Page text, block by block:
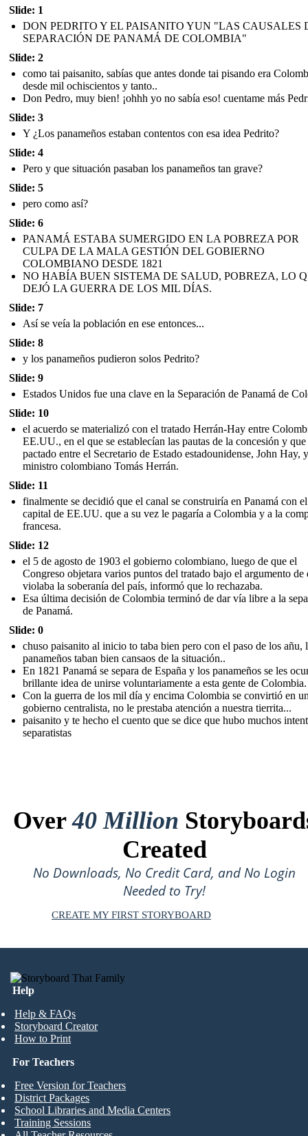
Slide: 1
DON PEDRITO Y EL PAISANITO YUN "LAS CAUSALES
SEPARACIÓN DE PANAMÁ DE COLOMBIA"
Slide: 2
como tai paisanito, sabías que antes donde tai pisando era
desde mil ochiscientos y tanto..
Don Pedro, muy bien! ¡ohhh yo no sabía eso! cuentame más
Slide: 3
Y ¿Los panameños estaban contentos con esa idea Pedrito?
Slide: 4
Pero y que situación pasaban los panameños tan grave?
Slide: 5
pero como así?
Slide: 6
PANAMÁ ESTABA SUMERGIDO EN LA POBREZA POR
CULPA DE LA MALA GESTIÓN DEL GOBIERNO
COLOMBIANO DESDE 1821
NO HABÍA BUEN SISTEMA DE SALUD, POBREZA, LO
DEJÓ LA GUERRA DE LOS MIL DÍAS.
Slide: 7
Así se veía la población en ese entonces...
Slide: 8
y los panameños pudieron solos Pedrito?
Slide: 9
Estados Unidos fue una clave en la Separación de Panamá de
Slide: 10
el acuerdo se materializó con el tratado Herrán-Hay entre
EE.UU., en el que se establecían las pautas de la concesión y
pactado entre el Secretario de Estado estadounidense, John Hay,
ministro colombiano Tomás Herrán.
Slide: 11
finalmente se decidió que el canal se construiría en Panamá con el
capital de EE.UU. que a su vez le pagaría a Colombia y a la
francesa.
Slide: 12
el 5 de agosto de 1903 el gobierno colombiano, luego de que el
Congreso objetara varios puntos del tratado bajo el argumento de
violaba la soberanía del país, informó que lo rechazaba.
Esa última decisión de Colombia terminó de dar vía libre a la
de Panamá.
Slide: 0
chuso paisanito al inicio to taba bien pero con el paso de los añu,
panameños taban bien cansaos de la situación..
En 1821 Panamá se separa de España y los panameños se les
brillante idea de unirse voluntariamente a esta gente de Colombia.
Con la guerra de los mil día y encima Colombia se convirtió en
gobierno centralista, no le prestaba atención a nuestra tierrita...
paisanito y te hecho el cuento que se dice que hubo muchos
separatistas
Over40 Million
Created
No Downloads, No Credit Card, and No Login
Needed to Try!
CREATE MY FIRST STORYBOARD
Help
Help & FAQs
Storyboard Creator
How to Print
For Teachers
Free Version for Teachers
District Packages
School Libraries and Media Centers
Training Sessions